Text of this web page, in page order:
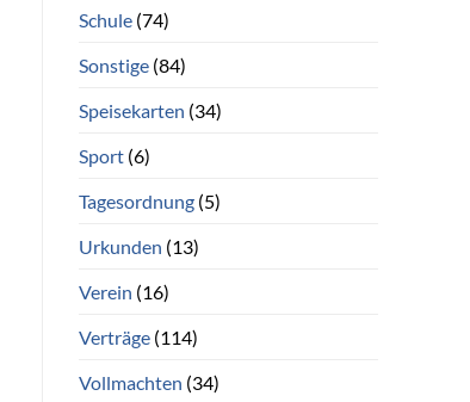
Schule(74)
Sonstige(84)
Speisekarten (34)
Sport(6)
Tagesordnung(5)
Urkunden (13)
Verein (16)
Verträge(114)
Vollmachten (34)